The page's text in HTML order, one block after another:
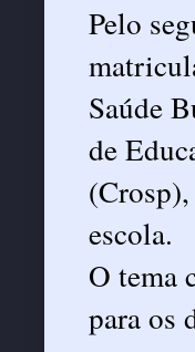
Pelo
Saúde
de
escola.
O tema
para os